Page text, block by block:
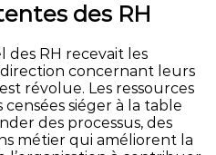
des RH
des RH recevait les
concernant leurs
révolue. Les ressources
siéger à la table
des processus, des
métier qui améliorent la